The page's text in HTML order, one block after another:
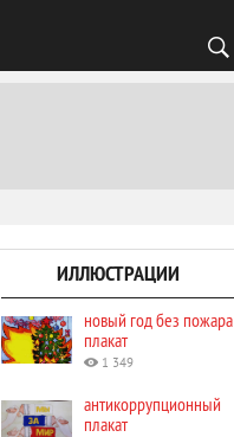
ИЛЛЮСТРАЦИИ
новый год без пожара
плакат
1 349
антикоррупционный
плакат